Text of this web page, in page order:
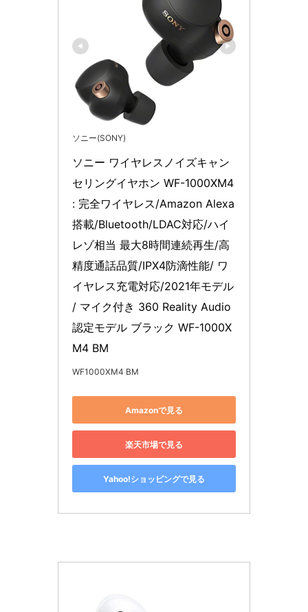
ソニー(SONY)
ソニー ワイヤレスノイズキャン
セリングイヤホン WF-1000XM4
: 完全ワイヤレス/Amazon Alexa
搭載/Bluetooth/LDAC対応/ハイ
レゾ相当 最大8時間連続再生/高
精度通話品質/IPX4防滴性能/ ワ
イヤレス充電対応/2021年モデル
/ マイク付き 360 Reality Audio
認定モデル ブラック WF-1000X
M4 BM
WF1000XM4 BM
Amazonで見る
楽天市場で見る
Yahoo!ショッピングで見る